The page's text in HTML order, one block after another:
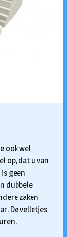
ook wel
op, dat u van
geen
dubbele
zaken
De velletjes